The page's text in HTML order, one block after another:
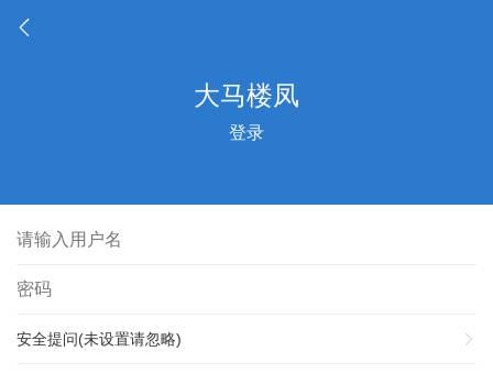
登录
安全提问(未设置请忽略)